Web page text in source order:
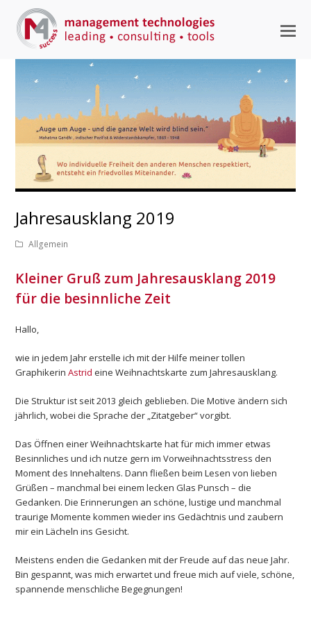
Jahresausklang 2019
Allgemein
Kleiner Gruß zum Jahresausklang 2019
für die besinnliche Zeit
Hallo,
wie in jedem Jahr erstelle ich mit der Hilfe meiner tollen
GraphikerinAstrid eine Weihnachtskarte zum Jahresausklang.
Die Struktur ist seit 2013 gleich geblieben. Die Motive ändern sich
jährlich, wobei die Sprache der „Zitatgeber“ vorgibt.
Das Öffnen einer Weihnachtskarte hat für mich immer etwas
Besinnliches und ich nutze gern im Vorweihnachtsstress den
Moment des Innehaltens. Dann fließen beim Lesen von lieben
Grüßen – manchmal bei einem lecken Glas Punsch – die
Gedanken. Die Erinnerungen an schöne, lustige und manchmal
traurige Momente kommen wieder ins Gedächtnis und zaubern
mir ein Lächeln ins Gesicht.
Meistens enden die Gedanken mit der Freude auf das neue Jahr.
Bin gespannt, was mich erwartet und freue mich auf viele, schöne,
spannende menschliche Begegnungen!